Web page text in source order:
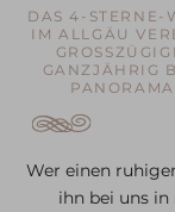
DAS 4-STERNE-
IM ALLGÄU
ANZJÄHRIG
NORAMA-
Wer einen
ihn bei uns